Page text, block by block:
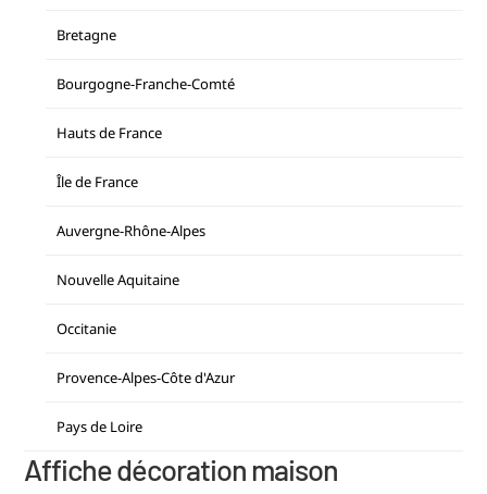
Bretagne
Bourgogne-Franche-Comté
Hauts de France
Île de France
Auvergne-Rhône-Alpes
Nouvelle Aquitaine
Occitanie
Provence-Alpes-Côte d'Azur
Pays de Loire
Affiche décoration maison